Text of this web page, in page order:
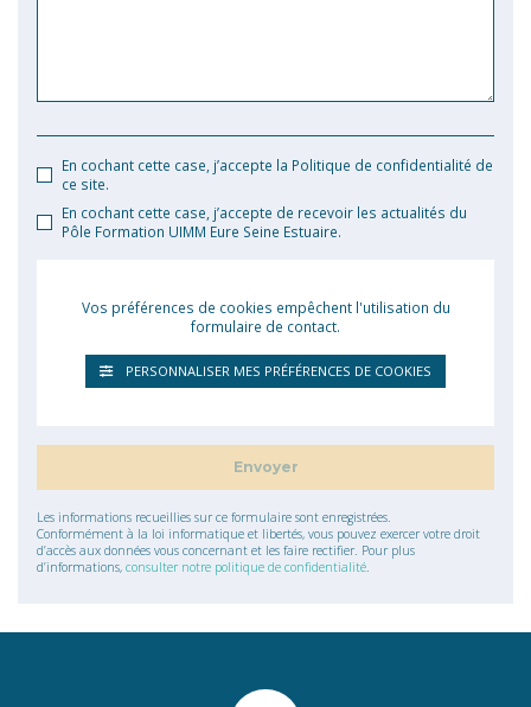
En cochant cette case, j’accepte la Politique de confidentialité de
ce site.
En cochant cette case, j’accepte de recevoir les actualités du
Pôle Formation UIMM Eure Seine Estuaire.
Vos préférences de cookies empêchent l'utilisation du
formulaire de contact.
PERSONNALISER MES PRÉFÉRENCES DE COOKIES
Les informations recueillies sur ce formulaire sont enregistrées.
Conformément à la loi informatique et libertés, vous pouvez exercer votre droit
d’accès aux données vous concernant et les faire rectifier. Pour plus
d’informations, consulter notre politique de confidentialité.